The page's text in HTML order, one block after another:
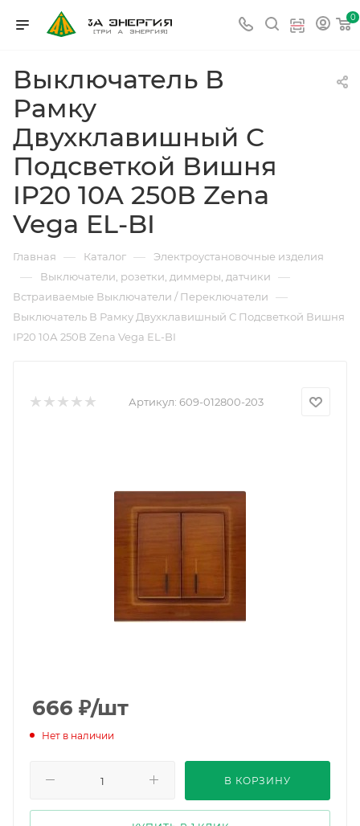
0
Выключатель В
Рамку
Двухклавишный С
Подсветкой Вишня
IP20 10А 250В Zena
Vega EL-BI
Главная — Каталог — Электроустановочные изделия
— Выключатели, розетки, диммеры, датчики —
Встраиваемые Выключатели / Переключатели —
Выключатель В Рамку Двухклавишный С Подсветкой Вишня
IP20 10А 250В Zena Vega EL-BI
Артикул: 609-012800-203
666 ₽/шт
Нет в наличии
В КОРЗИНУ